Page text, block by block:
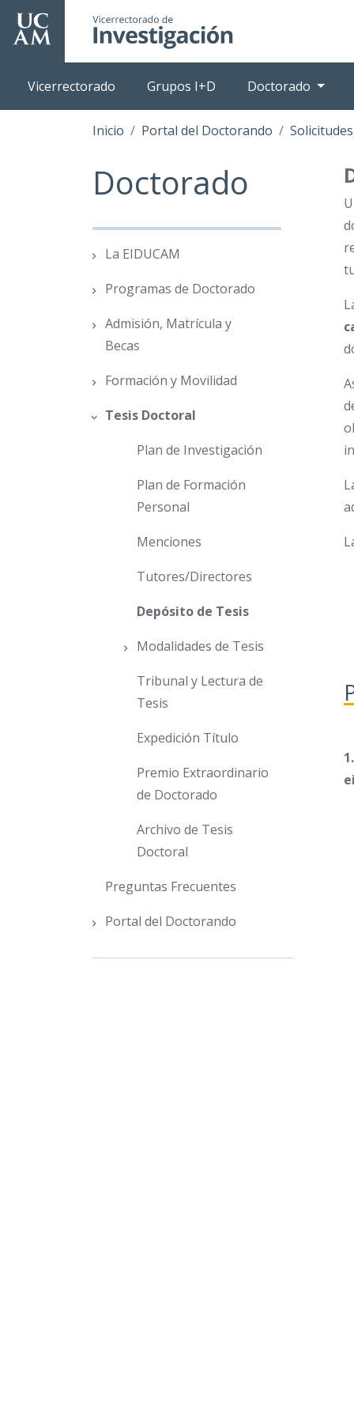
Pasar
principal
Vicerrectorado Grupos I+D Doctorado
Inicio Portal del Doctorando
Doctorado
La EIDUCAM
Programas de Doctorado
Admisión, Matrícula y
Becas
Formación y Movilidad
Tesis Doctoral
Plan de Investigación
Plan de Formación
Personal
Menciones
Tutores/Directores
Depósito de Tesis
Modalidades de Tesis
Tribunal y Lectura de
Tesis
Expedición Título
Premio Extraordinario
de Doctorado
Archivo de Tesis
Doctoral
Preguntas Frecuentes
Portal del Doctorando